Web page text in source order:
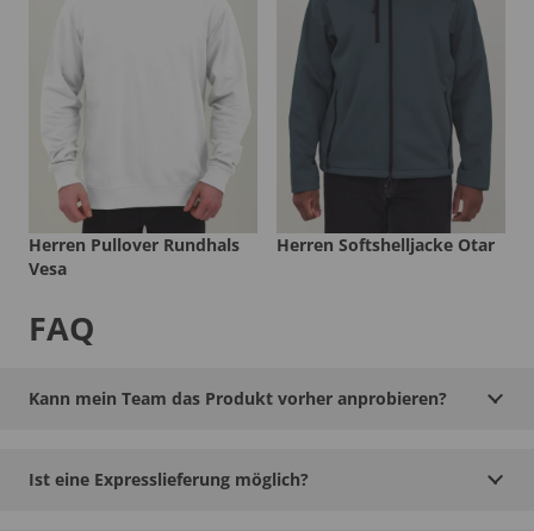
Herren Pullover Rundhals
Vesa
Herren Softshelljacke Otar
FAQ
Kann mein Team das Produkt vorher anprobieren?
Ist eine Expresslieferung möglich?